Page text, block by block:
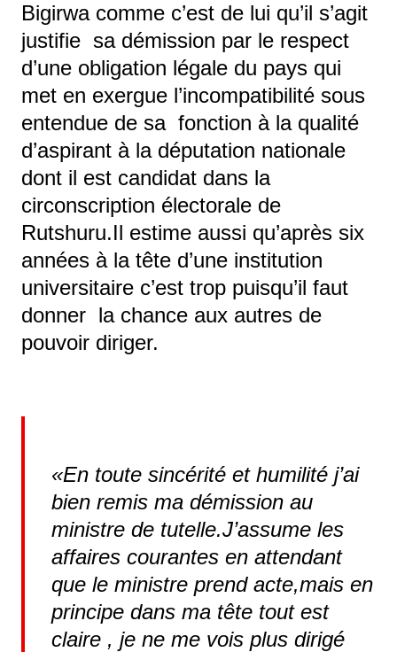
Bigirwa comme c’est de lui qu’il s’agit
justifie sa démission par le respect
d’une obligation légale du pays qui
met en exergue l’incompatibilité sous
entendue de sa fonction à la qualité
d’aspirant à la députation nationale
dont il est candidat dans la
circonscription électorale de
Rutshuru.Il estime aussi qu’après six
années à la tête d’une institution
universitaire c’est trop puisqu’il faut
donner la chance aux autres de
pouvoir diriger.
«En toute sincérité et humilité j’ai
bien remis ma démission au
ministre de tutelle.J’assume les
affaires courantes en attendant
que le ministre prend acte,mais en
principe dans ma tête tout est
claire , je ne me vois plus dirigé